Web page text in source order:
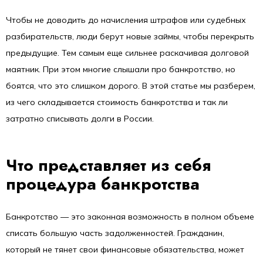
Чтобы не доводить до начисления штрафов или судебных
разбирательств, люди берут новые займы, чтобы перекрыть
предыдущие. Тем самым еще сильнее раскачивая долговой
маятник. При этом многие слышали про банкротство, но
боятся, что это слишком дорого. В этой статье мы разберем,
из чего складывается стоимость банкротства и так ли
затратно списывать долги в России.
Что представляет из себя
процедура банкротства
Банкротство — это законная возможность в полном объеме
списать большую часть задолженностей. Гражданин,
который не тянет свои финансовые обязательства, может